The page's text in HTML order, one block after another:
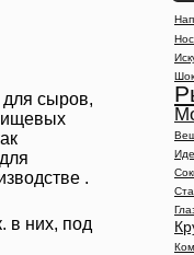
для сыров,
.
в них, под